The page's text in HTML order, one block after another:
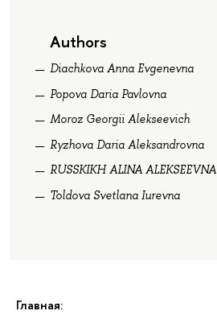
Главная:
Authors
Diachkova Anna Evgenevna
Popova Daria Pavlovna
Moroz Georgii Alekseevich
Ryzhova Daria Aleksandrovna
RUSSKIKH ALINA ALEKSEEVNA
Toldova Svetlana Iurevna